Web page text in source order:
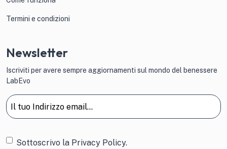
Termini e condizioni
Newsletter
Iscriviti per avere sempre aggiornamenti sul mondo del benessere
LabEvo
Email
Consenso
Sottoscrivo la Privacy Policy.